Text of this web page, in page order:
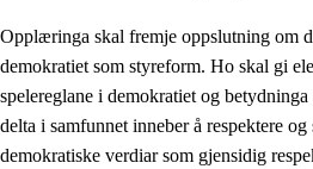
Opplæringa skal fremje oppslutning om
demokratiet som styreform. Ho skal gi
spelereglane i demokratiet og
delta i samfunnet inneber å respektere
demokratiske verdiar som gjensidig